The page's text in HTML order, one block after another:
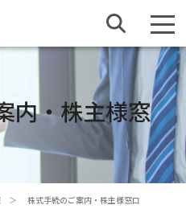
内・株主様窓
株式手続のご案内・株主様窓口